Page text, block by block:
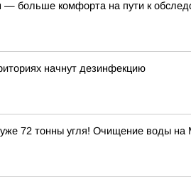
— больше комфорта на пути к
начнут дезинфекцию
72 тонны угля! Очищение воды